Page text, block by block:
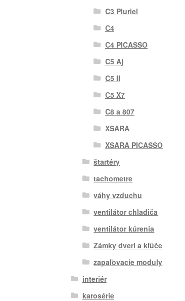
C3 Pluriel
C4
C4 PICASSO
C5 Aj
C5 II
C5 X7
C8 a 807
XSARA
XSARA PICASSO
štartéry
tachometre
váhy vzduchu
ventilátor chladiča
ventilátor kúrenia
Zámky dverí a kľúče
zapaľovacie moduly
interiér
karosérie